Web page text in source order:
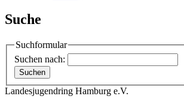
Suche
Suchformular
Suchen nach:
Landesjugendring Hamburg e.V.